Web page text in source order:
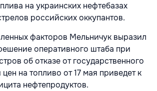
на украинских нефтебазах
российских оккупантов.
факторов Мельничук выразил
оперативного штаба при
об отказе от государственного
на топливо от 17 мая приведет к
нефтепродуктов.